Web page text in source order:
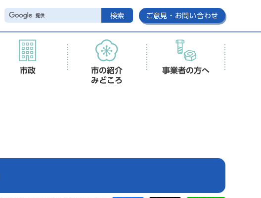
検索 ご意見・お問い合わせ
市政
市の紹介
みどころ
事業者の方へ